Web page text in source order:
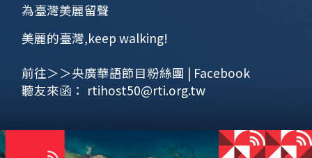
為臺灣美麗留聲
美麗的臺灣,keep walking!
前往＞＞央廣華語節目粉絲團 | Facebook
聽友來函： rtihost50@rti.org.tw